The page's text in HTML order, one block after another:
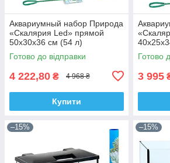
Аквариумный набор Природа
«Скалярия Led» прямой
50x30x36 см (54 л)
Готово до відправки
4 222,80 ₴ 4 968 ₴
Купити
Готово
3 995
–15% –15%